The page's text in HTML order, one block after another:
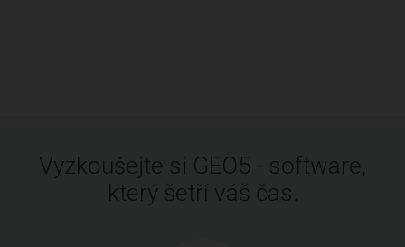
Vyzkoušejte si GEO5 - software,
který šetří váš čas.